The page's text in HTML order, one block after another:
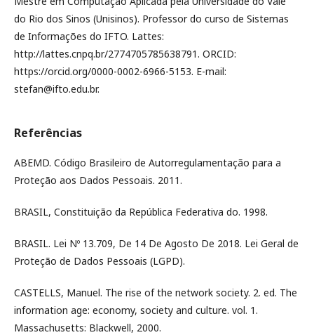
do Rio dos Sinos (Unisinos). Professor do curso de Sistemas
de Informações do IFTO. Lattes:
http://lattes.cnpq.br/2774705785638791. ORCID:
https://orcid.org/0000-0002-6966-5153. E-mail:
stefan@ifto.edu.br.
Referências
ABEMD. Código Brasileiro de Autorregulamentação para a
Proteção aos Dados Pessoais. 2011.
BRASIL, Constituição da República Federativa do. 1998.
BRASIL. Lei Nº 13.709, De 14 De Agosto De 2018. Lei Geral de
Proteção de Dados Pessoais (LGPD).
CASTELLS, Manuel. The rise of the network society. 2. ed. The
information age: economy, society and culture. vol. 1.
Massachusetts: Blackwell, 2000.